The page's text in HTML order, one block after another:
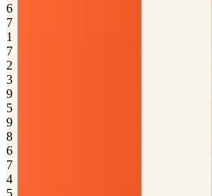
6
7
1
7
2
3
9
5
9
8
6
7
4
5